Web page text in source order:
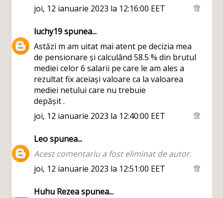
joi, 12 ianuarie 2023 la 12:16:00 EET
luchy19spunea...
Astăzi m am uitat mai atent pe decizia mea
de pensionare și calculând 58.5 % din brutul
mediei celor 6 salarii pe care le am ales a
rezultat fix aceiași valoare ca la valoarea
mediei netului care nu trebuie
depășit .
joi, 12 ianuarie 2023 la 12:40:00 EET
Leospunea...
Acest comentariu a fost eliminat de autor.
joi, 12 ianuarie 2023 la 12:51:00 EET
Huhu Rezeaspunea...